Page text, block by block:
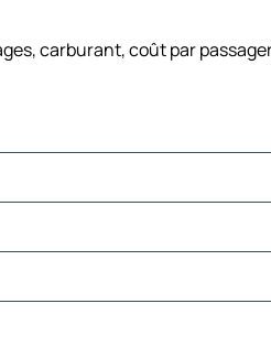
carburant, coût par